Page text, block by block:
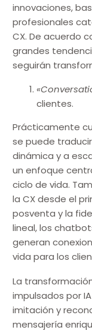
innovaciones,
profesionales
CX. De acuerdo
grandes
seguirán
clientes.
Prácticamente
se puede
dinámica y a
un enfoque
ciclo de vida.
la CX desde el
posventa y la
lineal, los
generan
vida para los
La
impulsados por
imitación y
mensajería